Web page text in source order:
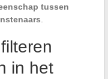
tussen
.
in het